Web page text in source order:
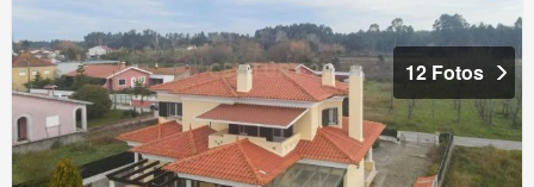
12 Fotos